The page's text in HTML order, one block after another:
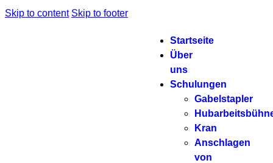
Skip to content Skip to footer
Startseite
Über
uns
Schulungen
Gabelstapler
Kran
Anschlagen
von